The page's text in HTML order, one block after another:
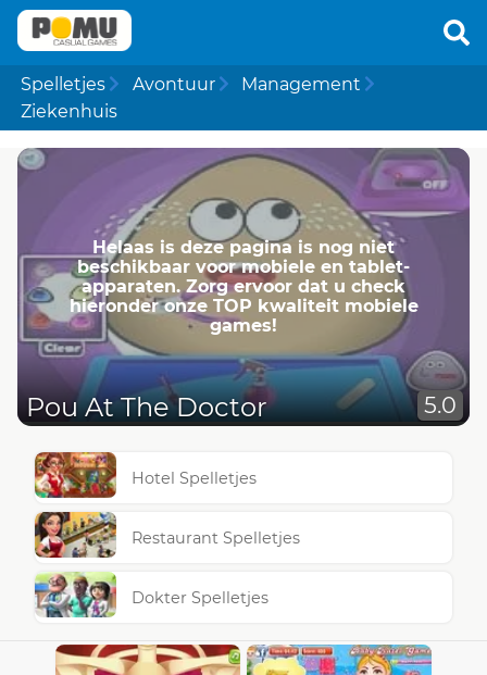
Spelletjes Avontuur
Management
Ziekenhuis
Helaas is deze pagina is nog niet
beschikbaar voor mobiele en tablet-
apparaten. Zorg ervoor dat u check
hieronder onze TOP kwaliteit mobiele
games!
Pou At The Doctor 5.0
Hotel Spelletjes
Restaurant Spelletjes
Dokter Spelletjes